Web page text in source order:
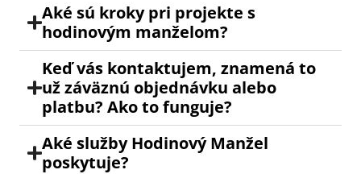
Aké sú kroky pri projekte s
hodinovým manželom?
Keď vás kontaktujem, znamená to
už záväznú objednávku alebo
platbu? Ako to funguje?
Aké služby Hodinový Manžel
poskytuje?